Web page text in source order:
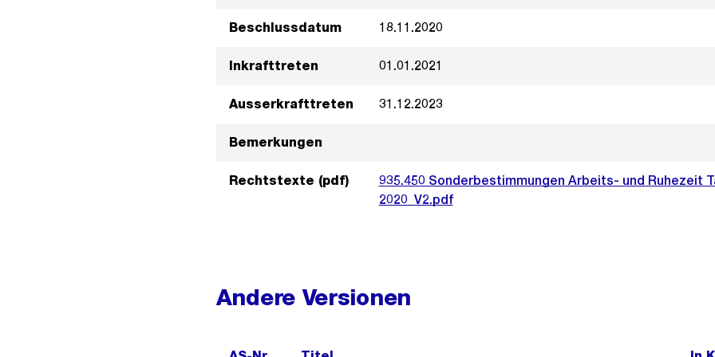
Beschlussdatum 18.11.2020
Inkrafttreten 01.01.2021
Ausserkrafttreten 31.12.2023
Bemerkungen
Rechtstexte (pdf)
935.450 Sonderbestimmungen Arbeits- und Ruhezeit
2020_V2.pdf
Andere Versionen